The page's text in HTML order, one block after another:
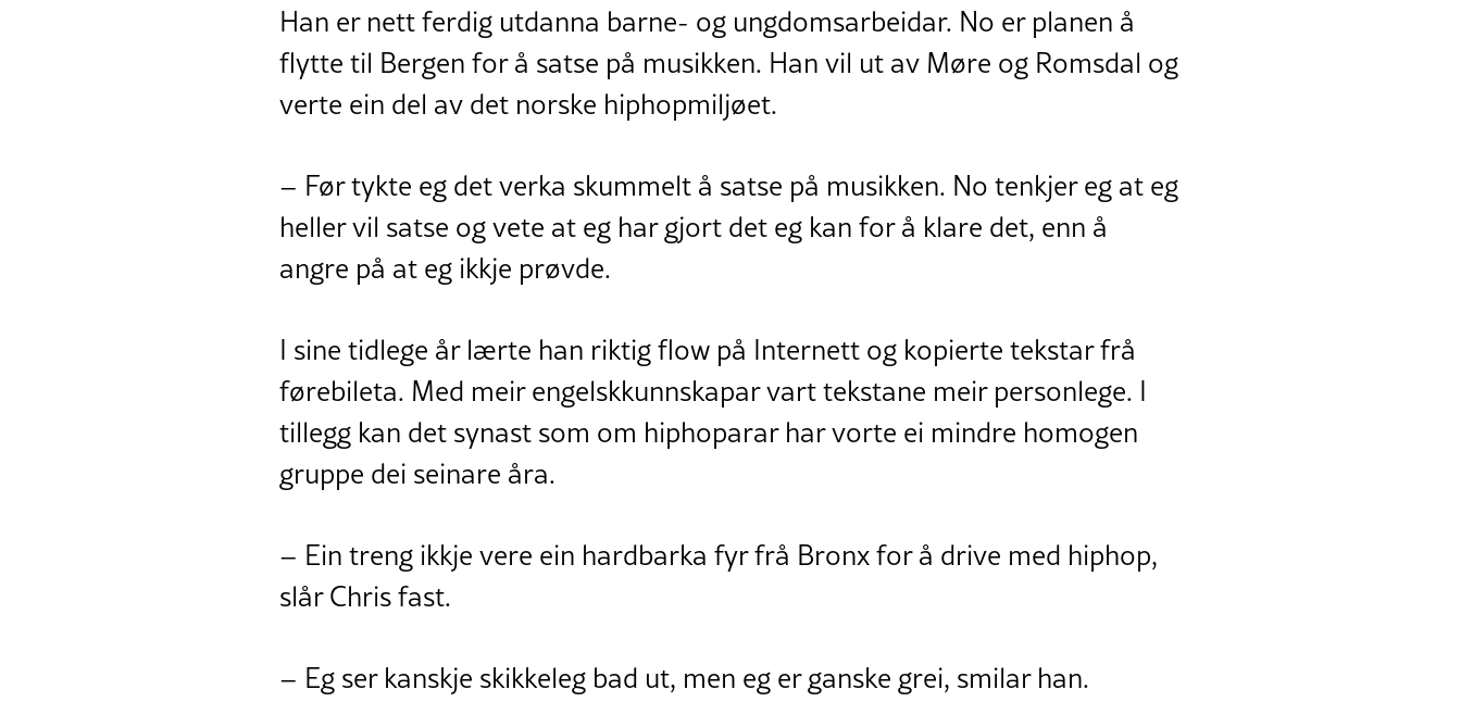
Han er nett ferdig utdanna barne- og ungdomsarbeidar. No er planen å
flytte til Bergen for å satse på musikken. Han vil ut av Møre og Romsdal og
verte ein del av det norske hiphopmiljøet.
– Før tykte eg det verka skummelt å satse på musikken. No tenkjer eg at eg
heller vil satse og vete at eg har gjort det eg kan for å klare det, enn å
angre på at eg ikkje prøvde.
I sine tidlege år lærte han riktig flow på Internett og kopierte tekstar frå
førebileta. Med meir engelskkunnskapar vart tekstane meir personlege. I
tillegg kan det synast som om hiphoparar har vorte ei mindre homogen
gruppe dei seinare åra.
– Ein treng ikkje vere ein hardbarka fyr frå Bronx for å drive med hiphop,
slår Chris fast.
– Eg ser kanskje skikkeleg bad ut, men eg er ganske grei, smilar han.